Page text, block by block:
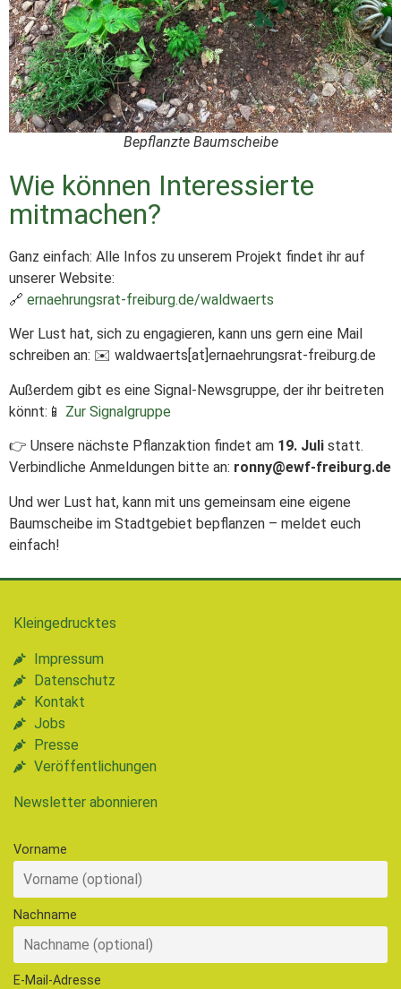
Bepflanzte Baumscheibe
Wie können Interessierte
mitmachen?
Ganz einfach: Alle Infos zu unserem Projekt findet ihr auf
unserer Website:
🔗 ernaehrungsrat-freiburg.de/waldwaerts
Wer Lust hat, sich zu engagieren, kann uns gern eine Mail
schreiben an: ✉️ waldwaerts[at]ernaehrungsrat-freiburg.de
Außerdem gibt es eine Signal-Newsgruppe, der ihr beitreten
könnt:📱 Zur Signalgruppe
👉 Unsere nächste Pflanzaktion findet am 19. Juli statt.
Verbindliche Anmeldungen bitte an: ronny@ewf-freiburg.de
Und wer Lust hat, kann mit uns gemeinsam eine eigene
Baumscheibe im Stadtgebiet bepflanzen – meldet euch
einfach!
Kleingedrucktes
Impressum
Datenschutz
Kontakt
Jobs
Presse
Veröffentlichungen
Newsletter abonnieren
Vorname
Nachname
E-Mail-Adresse